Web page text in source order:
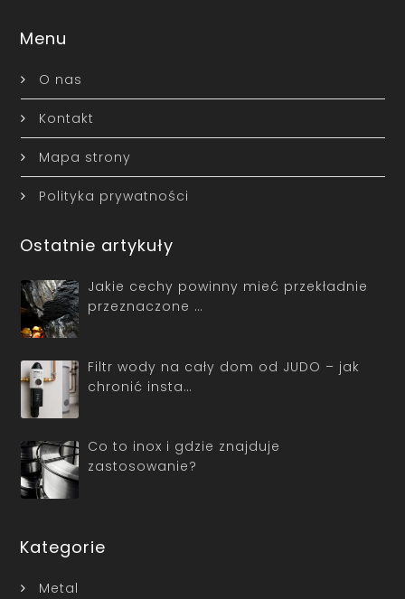
Menu
O nas
Kontakt
Mapa strony
Polityka prywatności
Ostatnie artykuły
Jakie cechy powinny mieć przekładnie
przeznaczone …
Filtr wody na cały dom od JUDO – jak
chronić insta…
Co to inox i gdzie znajduje
zastosowanie?
Kategorie
Metal